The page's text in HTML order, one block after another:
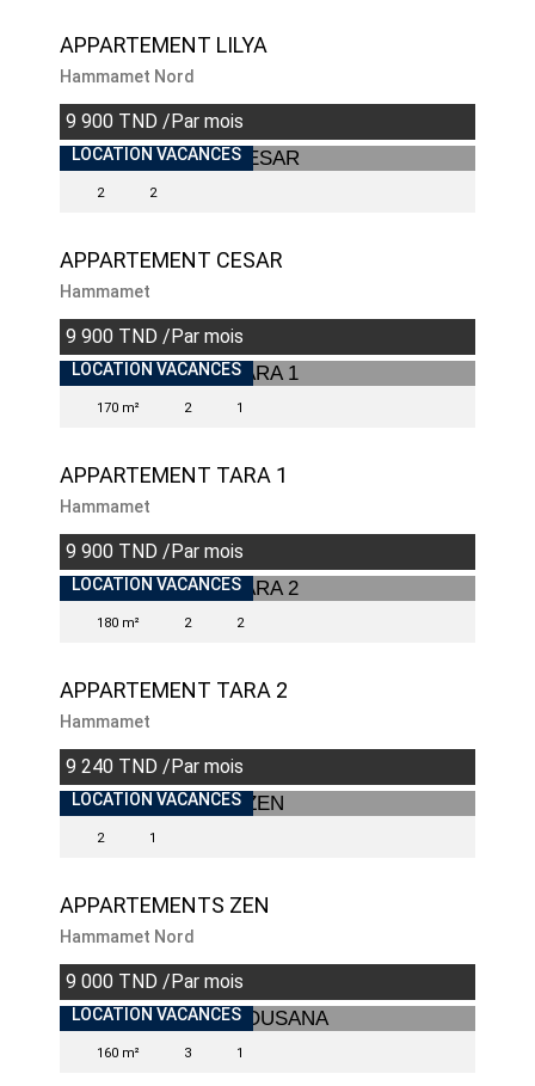
APPARTEMENT LILYA
Hammamet Nord
9 900 TND /Par mois
LOCATION VACANCES
2 2
APPARTEMENT CESAR
Hammamet
9 900 TND /Par mois
LOCATION VACANCES
170 m² 2 1
APPARTEMENT TARA 1
Hammamet
9 900 TND /Par mois
LOCATION VACANCES
180 m² 2 2
APPARTEMENT TARA 2
Hammamet
9 240 TND /Par mois
LOCATION VACANCES
2 1
APPARTEMENTS ZEN
Hammamet Nord
9 000 TND /Par mois
INDISPONIBLE
LOCATION VACANCES
160 m² 3 1